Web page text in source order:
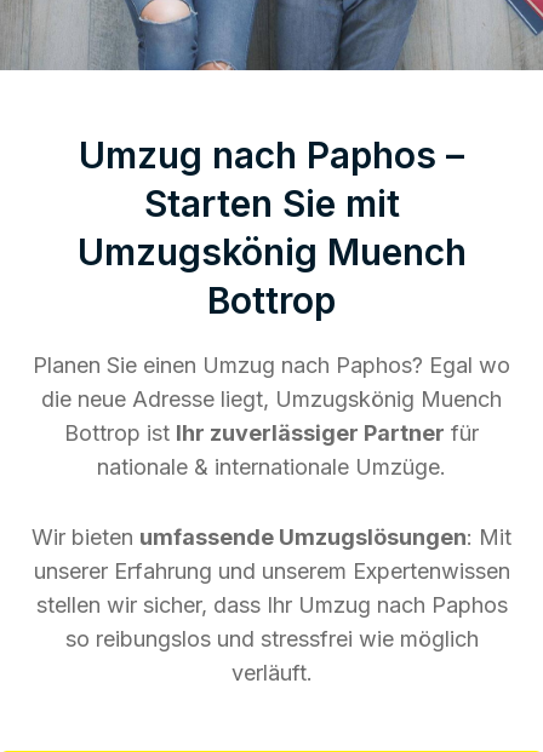
Umzug nach Paphos –
Starten Sie mit
Umzugskönig Muench
Bottrop
Planen Sie einen Umzug nach Paphos? Egal wo
die neue Adresse liegt, Umzugskönig Muench
Bottrop ist Ihr zuverlässiger Partner für
nationale & internationale Umzüge.
Wir bieten umfassende Umzugslösungen: Mit
unserer Erfahrung und unserem Expertenwissen
stellen wir sicher, dass Ihr Umzug nach Paphos
so reibungslos und stressfrei wie möglich
verläuft.